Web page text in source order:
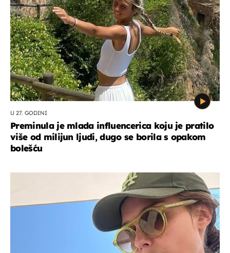
U 27. GODINI
Preminula je mlada influencerica koju je pratilo
više od milijun ljudi, dugo se borila s opakom
bolešću